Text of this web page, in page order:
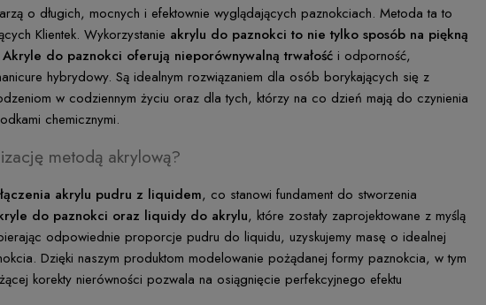
o długich, mocnych i efektownie wyglądających paznokciach. Metoda ta to
Klientek. Wykorzystanie akrylu do paznokci to nie tylko sposób na piękną
Akryle do paznokci oferują nieporównywalną trwałość i odporność,
hybrydowy. Są idealnym rozwiązaniem dla osób borykających się z
w codziennym życiu oraz dla tych, którzy na co dzień mają do czynienia
chemicznymi.
metodą akrylową?
akrylu pudru z liquidem, co stanowi fundament do stworzenia
do paznokci oraz liquidy do akrylu, które zostały zaprojektowane z myślą
odpowiednie proporcje pudru do liquidu, uzyskujemy masę o idealnej
Dzięki naszym produktom modelowanie pożądanej formy paznokcia, w tym
korekty nierówności pozwala na osiągnięcie perfekcyjnego efektu